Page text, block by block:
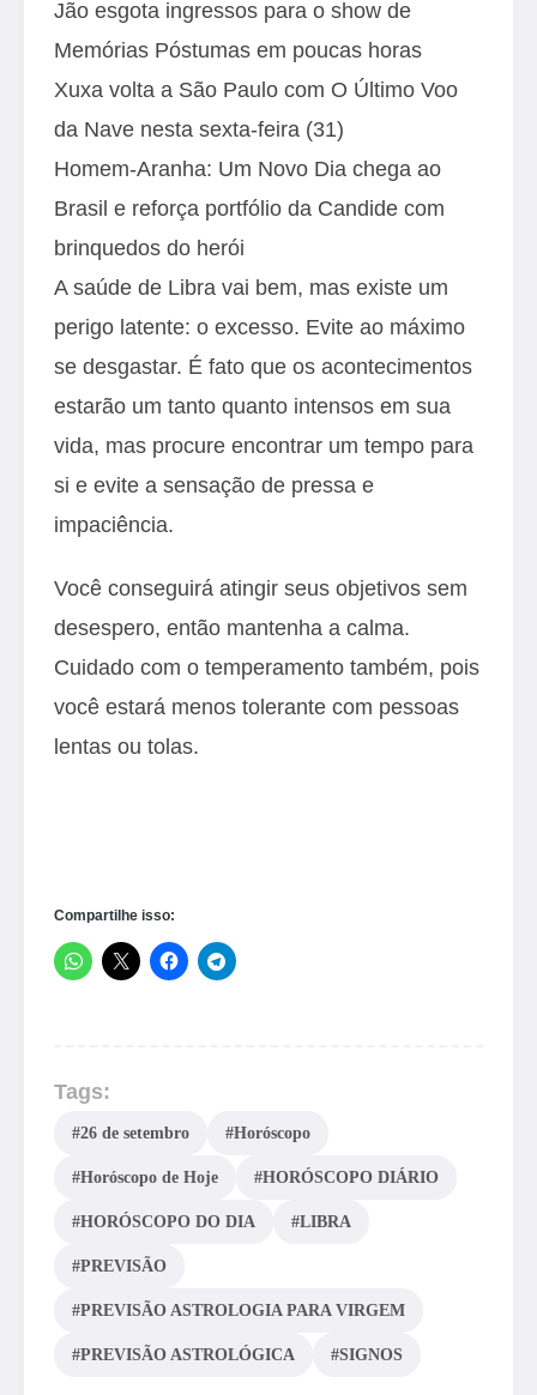
Jão esgota ingressos para o show de
Memórias Póstumas em poucas horas
Xuxa volta a São Paulo com O Último Voo
da Nave nesta sexta-feira (31)
Homem-Aranha: Um Novo Dia chega ao
Brasil e reforça portfólio da Candide com
brinquedos do herói
A saúde de Libra vai bem, mas existe um
perigo latente: o excesso. Evite ao máximo
se desgastar. É fato que os acontecimentos
estarão um tanto quanto intensos em sua
vida, mas procure encontrar um tempo para
si e evite a sensação de pressa e
impaciência.
Você conseguirá atingir seus objetivos sem
desespero, então mantenha a calma.
Cuidado com o temperamento também, pois
você estará menos tolerante com pessoas
lentas ou tolas.
Compartilhe isso:
Tags:
#26 de setembro #Horóscopo
#Horóscopo de Hoje #HORÓSCOPO DIÁRIO
#HORÓSCOPO DO DIA #LIBRA
#PREVISÃO
#PREVISÃO ASTROLOGIA PARA VIRGEM
#PREVISÃO ASTROLÓGICA #SIGNOS